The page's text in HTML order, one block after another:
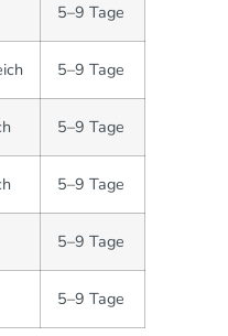
5–9 Tage
5–9 Tage
5–9 Tage
5–9 Tage
5–9 Tage
5–9 Tage